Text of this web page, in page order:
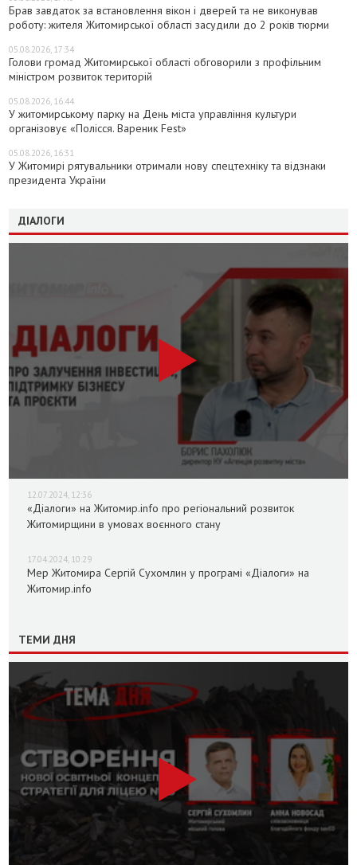
Брав завдаток за встановлення вікон і дверей та не виконував
роботу: жителя Житомирської області засудили до 2 років тюрми
05.08.2026, 17:34
Голови громад Житомирської області обговорили з профільним
міністром розвиток територій
05.08.2026, 16:44
У житомирському парку на День міста управління культури
організовує «Полісся. Вареник Fest»
05.08.2026, 16:31
У Житомирі рятувальники отримали нову спецтехніку та відзнаки
президента України
ДІАЛОГИ
12.07.2024, 12:36
«Діалоги» на Житомир.info про регіональний розвиток
Житомирщини в умовах воєнного стану
17.04.2024, 10:29
Мер Житомира Сергій Сухомлин у програмі «Діалоги» на
Житомир.info
ТЕМИ ДНЯ